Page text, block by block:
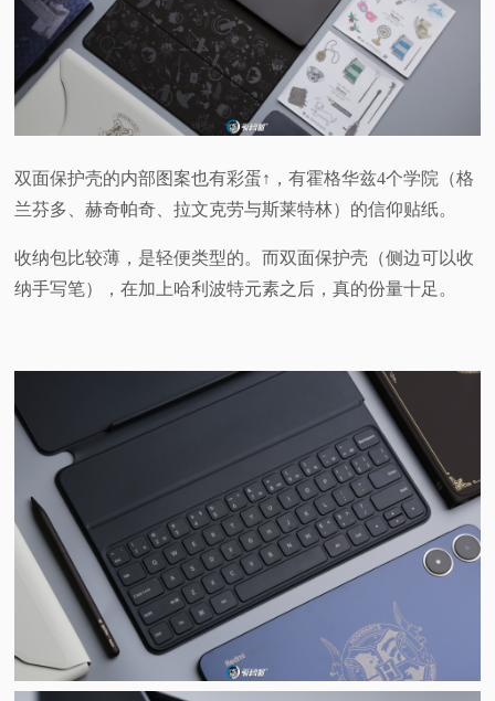
双面保护壳的内部图案也有彩蛋↑，有霍格华兹4个学院（格
兰芬多、赫奇帕奇、拉文克劳与斯莱特林）的信仰贴纸。
收纳包比较薄，是轻便类型的。而双面保护壳（侧边可以收
纳手写笔），在加上哈利波特元素之后，真的份量十足。